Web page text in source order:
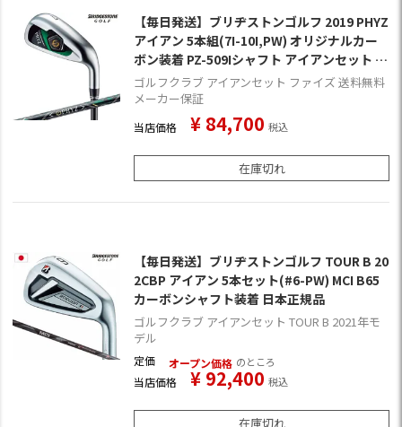
【毎日発送】ブリヂストンゴルフ 2019 PHYZ
アイアン 5本組(7I-10I,PW) オリジナルカー
ボン装着 PZ-509Iシャフト アイアンセット メ
ンズ 日本正規品
ゴルフクラブ アイアンセット ファイズ 送料無料
メーカー保証
当店価格 ¥ 84,700 税込
在庫切れ
【毎日発送】ブリヂストンゴルフ TOUR B 20
2CBP アイアン 5本セット(#6-PW) MCI B65
カーボンシャフト装着 日本正規品
ゴルフクラブ アイアンセット TOUR B 2021年モ
デル
定価 オープン価格 のところ
当店価格 ¥ 92,400 税込
在庫切れ